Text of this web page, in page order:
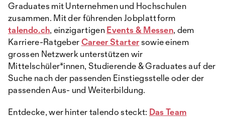
Graduates mit Unternehmen und Hochschulen
zusammen. Mit der führenden Jobplattform
talendo.ch, einzigartigenEvents & Messen, dem
Karriere-RatgeberCareer Startersowie einem
grossen Netzwerk unterstützen wir
Mittelschüler*innen, Studierende & Graduates auf der
Suche nach der passenden Einstiegsstelle oder der
passenden Aus- und Weiterbildung.
Entdecke, wer hinter talendo steckt: Das Team